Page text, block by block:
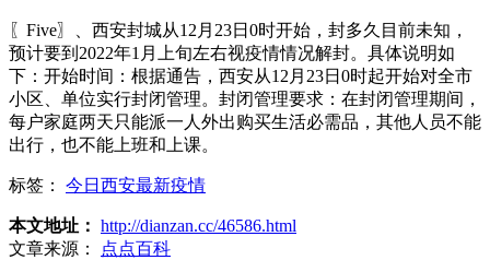
〖Five〗、西安封城从12月23日0时开始，封多久目前未知，
预计要到2022年1月上旬左右视疫情情况解封。具体说明如
下：开始时间：根据通告，西安从12月23日0时起开始对全市
小区、单位实行封闭管理。封闭管理要求：在封闭管理期间，
每户家庭两天只能派一人外出购买生活必需品，其他人员不能
出行，也不能上班和上课。
标签： 今日西安最新疫情
本文地址： http://dianzan.cc/46586.html
文章来源：
点点百科